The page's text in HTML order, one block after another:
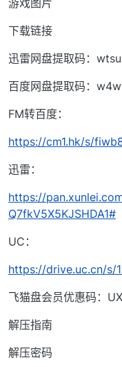
下载链接
迅雷网盘提取码：wtsu
百度网盘提取码：
FM转百度：
https://cm1.hk/s/
迅雷：
https://
Q7fkV5X5KJSHDA1#
UC：
https://drive.uc.cn/s/
飞猫盘会员优惠码：
解压指南
解压密码